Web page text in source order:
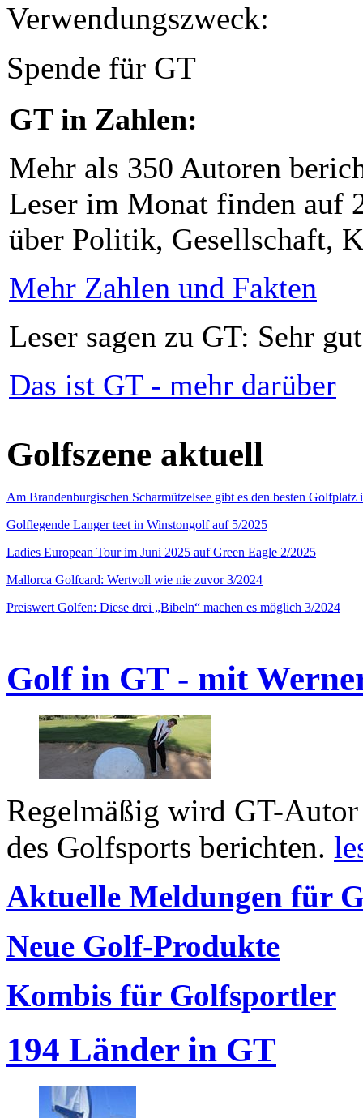
Verwendungszweck:
Spende für GT
GT in Zahlen:
Mehr als 350 Autoren
Leser im Monat finden auf
über Politik, Gesellschaft,
Mehr Zahlen und Fakten
Leser sagen zu GT: Sehr
Das ist GT - mehr darüber
Golfszene aktuell
Am Brandenburgischen Scharmützelsee gibt es den besten
Golflegende Langer teet in Winstongolf auf 5/2025
Ladies European Tour im Juni 2025 auf Green Eagle 2/2025
Mallorca Golfcard: Wertvoll wie nie zuvor 3/2024
Preiswert Golfen: Diese drei „Bibeln“ machen es möglich 3/2024
Golf in GT - mit
Regelmäßig wird GT-
des Golfsports berichten.
Aktuelle Meldungen für
Neue Golf-Produkte
Kombis für Golfsportler
194 Länder in GT